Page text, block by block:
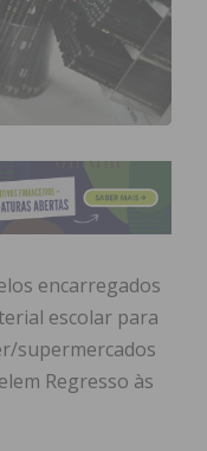
encarregados
escolar para
supermercados
Regresso às